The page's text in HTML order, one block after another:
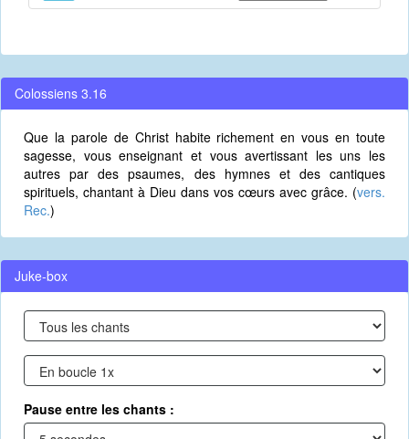
Colossiens 3.16
Que la parole de Christ habite richement en vous en toute
sagesse, vous enseignant et vous avertissant les uns les
autres par des psaumes, des hymnes et des cantiques
spirituels, chantant à Dieu dans vos cœurs avec grâce. (vers.
Rec.)
Juke-box
Pause entre les chants :